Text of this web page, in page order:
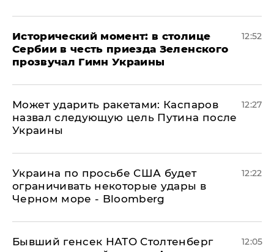
Исторический момент: в столице
Сербии в честь приезда Зеленского
прозвучал Гимн Украины
12:52
Может ударить ракетами: Каспаров
назвал следующую цель Путина после
Украины
12:27
Украина по просьбе США будет
ограничивать некоторые удары в
Черном море - Bloomberg
12:22
Бывший генсек НАТО Столтенберг
12:05